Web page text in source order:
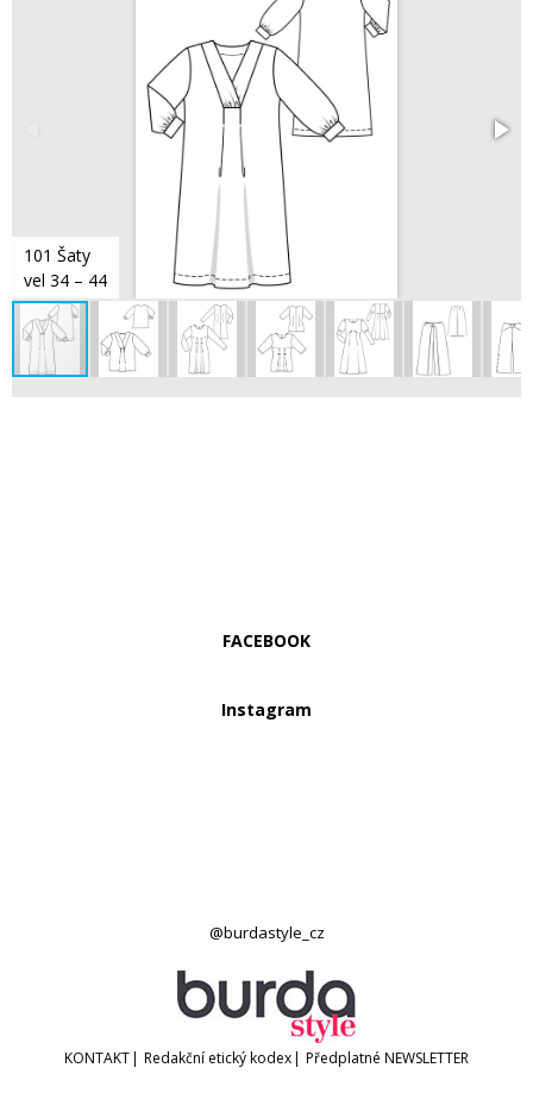
101 Šaty
vel 34 – 44
FACEBOOK
Instagram
@burdastyle_cz
KONTAKT| Redakční etický kodex| Předplatné NEWSLETTER